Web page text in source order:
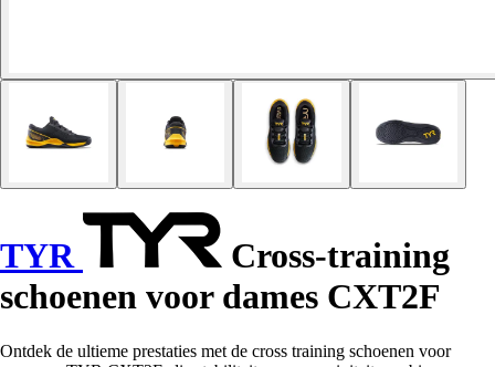
TYR
Cross-training
schoenen voor dames CXT2F
Ontdek de ultieme prestaties met de cross training schoenen voor